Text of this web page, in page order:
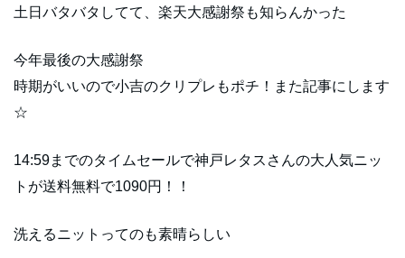
土日バタバタしてて、楽天大感謝祭も知らんかった
今年最後の大感謝祭
時期がいいので小吉のクリプレもポチ！また記事にします
☆
14:59までのタイムセールで神戸レタスさんの大人気ニッ
トが送料無料で1090円！！
洗えるニットってのも素晴らしい